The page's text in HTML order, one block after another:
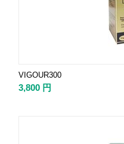
VIGOUR300
3,800 円